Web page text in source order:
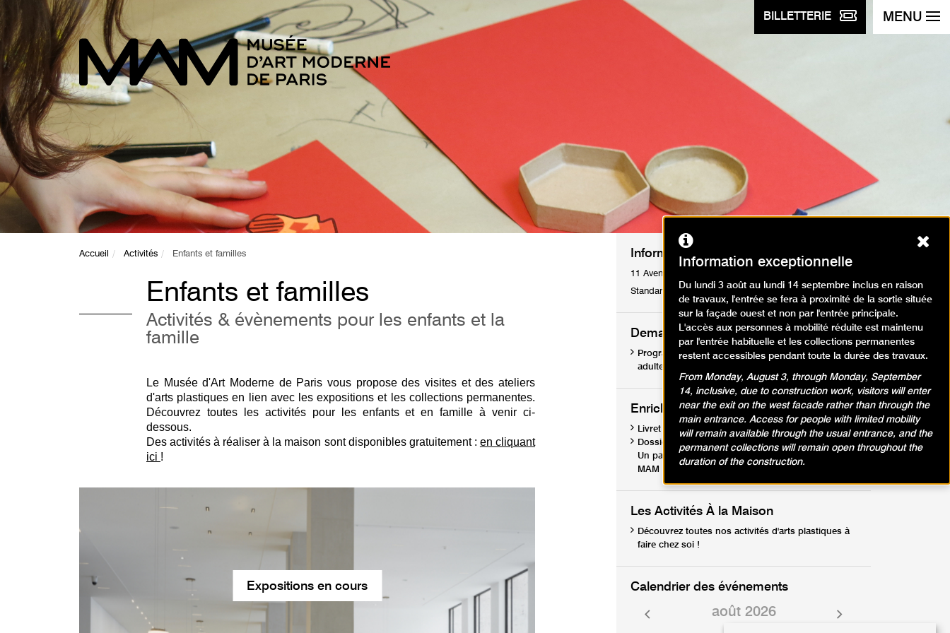
BILLETTERIE MENU
Accueil Activités Enfants et familles
Enfants et familles
Activités & évènements pour les enfants et la
famille
Le Musée d'Art Moderne de Paris vous propose des visites et des ateliers
d'arts plastiques en lien avec les expositions et les collections permanentes.
Découvrez toutes les activités pour les enfants et en famille à venir ci-
dessous.
Des activités à réaliser à la maison sont disponibles gratuitement : en cliquant
ici !
Expositions en cours
Informations pratiques
11 Avenue du Président Wilson 75116 Paris
Standard : Tél. +33 1 53 67 40 00
Demandez le programme !
Programme activités en famille, enfants, ados,
adultes - avril-août26 (PDF, 12.57 Mo)
Enrichir votre visite
Livret en famille - Les collections (PDF, 1.75 Mo)
Dossier pédagogique La matérialité de la peinture
Un parcours dans les collections et expositions du
MAM de Paris (PDF, 5.86 Mo)
Les Activités À la Maison
Découvrez toutes nos activités d'arts plastiques à
faire chez soi !
Calendrier des événements
août 2026
Mois
Mois
Information exceptionnelle
Du lundi 3 août au lundi 14 septembre inclus en raison
de travaux, l'entrée se fera à proximité de la sortie située
sur la façade ouest et non par l'entrée principale.
L'accès aux personnes à mobilité réduite est maintenu
par l'entrée habituelle et les collections permanentes
restent accessibles pendant toute la durée des travaux.
From Monday, August 3, through Monday, September
14, inclusive, due to construction work, visitors will enter
near the exit on the west facade rather than through the
main entrance. Access for people with limited mobility
will remain available through the usual entrance, and the
permanent collections will remain open throughout the
duration of the construction.